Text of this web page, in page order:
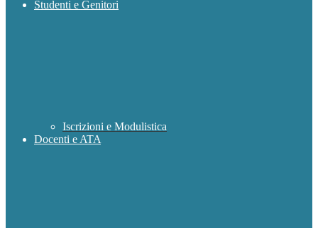
Studenti e Genitori
Iscrizioni e Modulistica
Docenti e ATA